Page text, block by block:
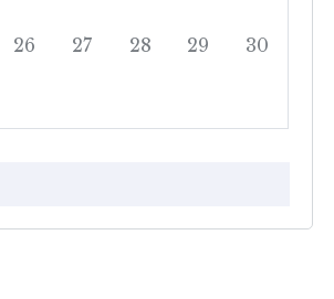
26 27 28 29 30